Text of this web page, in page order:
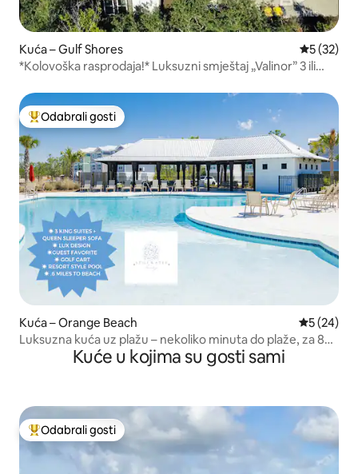
Kuća – Gulf Shores Prosječna
5 (32)
*Kolovoška rasprodaja!* Luksuzni smještaj „Valinor” 3 ili
Među najviše rangiranima s oznakom „Odabrali gosti”
Odabrali gosti
Kuća – Orange Beach Prosječna
5 (24)
Luksuzna kuća uz plažu – nekoliko minuta do plaže, za 8
Kuće u kojima su gosti sami
Među najviše rangiranima s oznakom „Odabrali gosti”
Odabrali gosti